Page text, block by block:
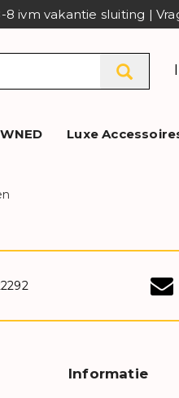
8 ivm vakantie sluiting |
Luxe
Informatie